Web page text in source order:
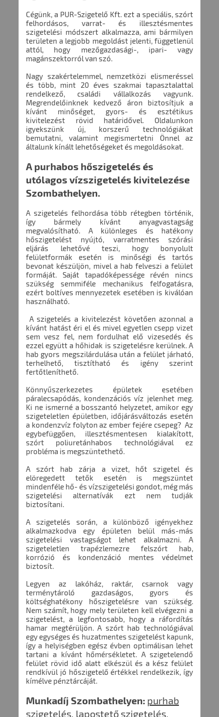
Cégünk, a PUR-Szigetelő Kft. ezt a speciális, szórt
felhordásos, varrat- és illesztésmentes
szigetelési módszert alkalmazza, ami bármilyen
területen a legjobb megoldást jelenti, függetlenül
attól, hogy mezőgazdasági-, ipari- vagy
magánszektorról van szó.
Nagy szakértelemmel, nemzetközi elismeréssel
és több, mint 20 éves szakmai tapasztalattal
rendelkező, családi vállalkozás vagyunk.
Megrendelőinknek kedvező áron biztosítjuk a
kívánt minőséget, gyors- és esztétikus
kivitelezést rövid határidővel. Oldalunkon
igyekszünk új, korszerű technológiákat
bemutatni, valamint megismertetni Önnel az
általunk kínált lehetőségeket és megoldásokat.
A purhabos hőszigetelés és
utólagos vízszigetelés kivitelezése
Szombathelyen.
A szigetelés felhordása több rétegben történik,
így bármely kívánt anyagvastagság
megvalósítható. A különleges és hatékony
hőszigetelést nyújtó, varratmentes szórási
eljárás lehetővé teszi, hogy bonyolult
felületformák esetén is minőségi és tartós
bevonat készüljön, mivel a hab felveszi a felület
formáját. Saját tapadóképessége révén nincs
szükség semmiféle mechanikus felfogatásra,
ezért boltíves mennyezetek esetében is kiválóan
használható.
A szigetelés a kivitelezést követően azonnal a
kívánt hatást éri el és mivel egyetlen csepp vizet
sem vesz fel, nem fordulhat elő vizesedés és
ezzel együtt a hőhidak is szigetelésre kerülnek. A
hab gyors megszilárdulása után a felület járható,
terhelhető, tisztítható és igény szerint
fertőtleníthető.
Könnyűszerkezetes épületek esetében
páralecsapódás, kondenzációs víz jelenhet meg.
Ki ne ismerné a bosszantó helyzetet, amikor egy
szigeteletlen épületben, időjárásváltozás esetén
a kondenzvíz folyton az ember fejére csepeg? Az
egybefüggően, illesztésmentesen kialakított,
szórt poliuretánhabos technológiával ez
probléma is megszüntethető.
A szórt hab zárja a vizet, hőt szigetel és
elöregedett tetők esetén is megszüntet
mindenféle hő- és vízszigetelési gondot, még más
szigetelési alternatívák ezt nem tudják
biztosítani.
A szigetelés során, a különböző igényekhez
alkalmazkodva egy épületen belül más-más
szigetelési vastagságot lehet alkalmazni. A
szigeteletlen trapézlemezre felszórt hab,
korrózió és kondenzáció mentes védelmet
biztosít.
Legyen az lakóház, raktár, csarnok vagy
terménytároló gazdaságos, gyors és
költséghatékony hőszigetelésre van szükség.
Nem számít, hogy mely területen kell elvégezni a
szigetelést, a legfontosabb, hogy a ráfordítás
hamar megtérüljön. A szórt hab technológiával
egy egységes és huzatmentes szigetelést kapunk,
így a helyiségben egész évben optimálisan lehet
tartani a kívánt hőmérsékletet. A szigetelendő
felület rövid idő alatt elkészül és a kész felület
rendkívül jó hőszigetelő értékkel rendelkezik, így
kímélve pénztárcáját.
Munkadíj Szombathelyen: purhab
szigetelés, lapostető szigetelés,